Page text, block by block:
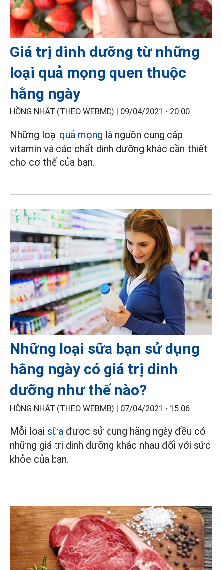
Giá trị dinh dưỡng từ những
loại quả mọng quen thuộc
hằng ngày
HỒNG NHẬT (THEO WEBMD) | 09/04/2021 - 20:00
Những loại quả mọng là nguồn cung cấp
vitamin và các chất dinh dưỡng khác cần thiết
cho cơ thể của bạn.
Những loại sữa bạn sử dụng
hằng ngày có giá trị dinh
dưỡng như thế nào?
HÔNG NHẬT (THEO WEBMB) | 07/04/2021 - 15:06
Mỗi loại sữa được sử dụng hằng ngày đều có
những giá trị dinh dưỡng khác nhau đối với sức
khỏe của bạn.